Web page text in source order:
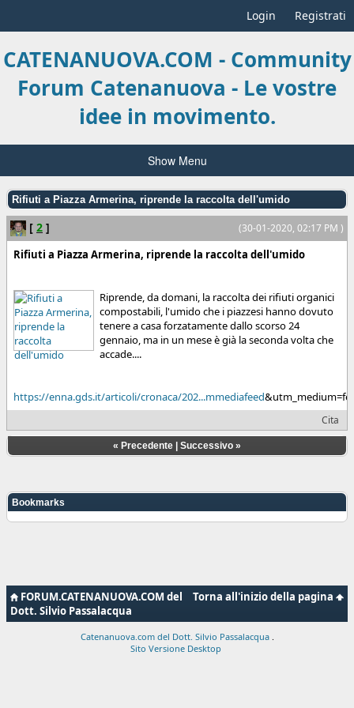
Login Registrati
CATENANUOVA.COM - Community
Forum Catenanuova - Le vostre
idee in movimento.
Show Menu
Rifiuti a Piazza Armerina, riprende la raccolta dell'umido
(30-01-2020, 02:17 PM )
[ 2 ]
Rifiuti a Piazza Armerina, riprende la raccolta dell'umido
Riprende, da domani, la raccolta dei rifiuti organici
compostabili, l'umido che i piazzesi hanno dovuto
tenere a casa forzatamente dallo scorso 24
gennaio, ma in un mese è già la seconda volta che
accade....
https://enna.gds.it/articoli/cronaca/202...mmediafeed
Cita
« Precedente Successivo »
Bookmarks
Torna all'inizio della pagina
FORUM.CATENANUOVA.COM del
Dott. Silvio Passalacqua
Catenanuova.com del Dott. Silvio Passalacqua
Sito Versione Desktop